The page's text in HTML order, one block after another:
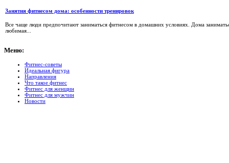
Занятия фитнесом дома: особенности тренировок
Все чаще люди предпочитают заниматься фитнесом в домашних условиях. Дома
любимая...
Меню:
Фитнес-советы
Идеальная фигура
Направления
Что такое фитнес
Фитнес для женщин
Фитнес для мужчин
Новости